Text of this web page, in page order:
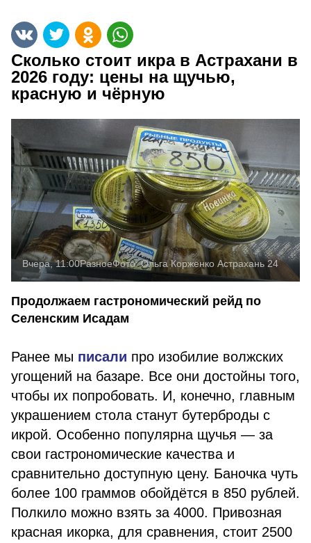
Сколько стоит икра в Астрахани в
2026 году: цены на щучью,
красную и чёрную
Вчера, 11:00РазноеФото:Ольга Корженко Астрахань 24
Продолжаем гастрономический рейд по
Селенским Исадам
Ранее мы писали про изобилие волжских
угощений на базаре. Все они достойны того,
чтобы их попробовать. И, конечно, главным
украшением стола станут бутерброды с
икрой. Особенно популярна щучья — за
свои гастрономические качества и
сравнительно доступную цену. Баночка чуть
более 100 граммов обойдётся в 850 рублей.
Полкило можно взять за 4000. Привозная
красная икорка, для сравнения, стоит 2500